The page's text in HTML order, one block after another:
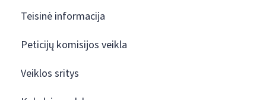
Teisinė informacija
Peticijų komisijos veikla
Veiklos sritys